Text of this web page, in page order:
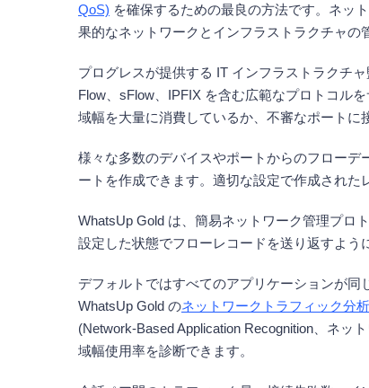
QoS) を確保するための最良の方法です。ネッ
果的なネットワークとインフラストラクチャの
プログレスが提供する IT インフラストラクチ
Flow、sFlow、IPFIX を含む広範なプロトコル
域幅を大量に消費しているか、不審なポートに
様々な多数のデバイスやポートからのフロー
ートを作成できます。適切な設定で作成された
WhatsUp Gold は、簡易ネットワーク管理プロ
設定した状態でフローレコードを送り返すよう
デフォルトではすべてのアプリケーションが同
WhatsUp Gold のネットワークトラフィック分析
(Network-Based Application Recognition、ネッ
域幅使用率を診断できます。